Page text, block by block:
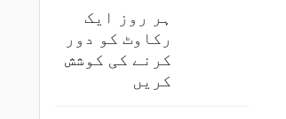
ہر روز ایک
رکاوٹ کو دور
کرنے کی کوشش
کریں